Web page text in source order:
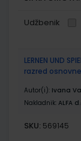
Udžbenik
LERNEN UND
razred
Autor(i): Ivana
Nakladnik: ALFA
SKU: 569145